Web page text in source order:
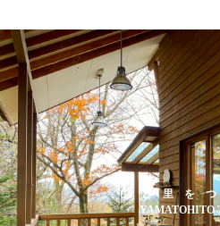
山 と 里 を
YAMATOHITO